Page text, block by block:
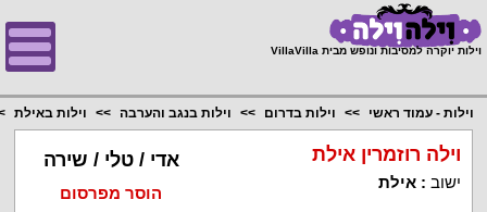
וילות יוקרה למסיבות ונופש מבית VillaVilla
וילות - עמוד ראשי וילות בדרום וילות בנגב והערבה וילות באילת
וילה רוזמרין אילת
ישוב :אילת
אדי / טלי / שירה
הוסר מפרסום